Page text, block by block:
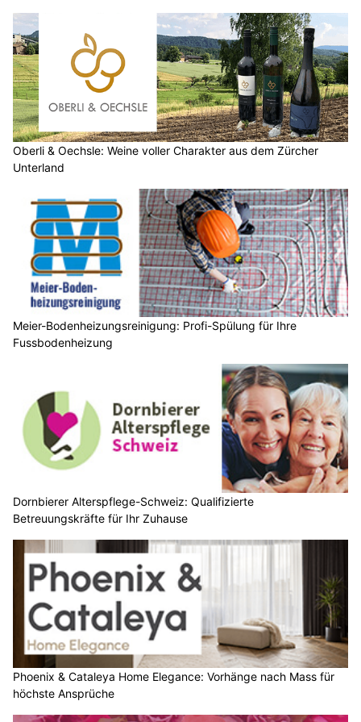
Oberli & Oechsle: Weine voller Charakter aus dem Zürcher
Unterland
Meier-Bodenheizungsreinigung: Profi-Spülung für Ihre
Fussbodenheizung
Dornbierer Alterspflege-Schweiz: Qualifizierte
Betreuungskräfte für Ihr Zuhause
Phoenix & Cataleya Home Elegance: Vorhänge nach Mass für
höchste Ansprüche